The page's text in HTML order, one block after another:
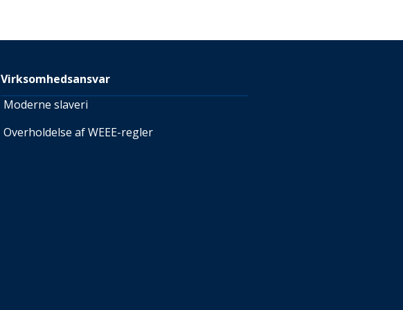
Virksomhedsansvar
Moderne slaveri
Overholdelse af WEEE-regler